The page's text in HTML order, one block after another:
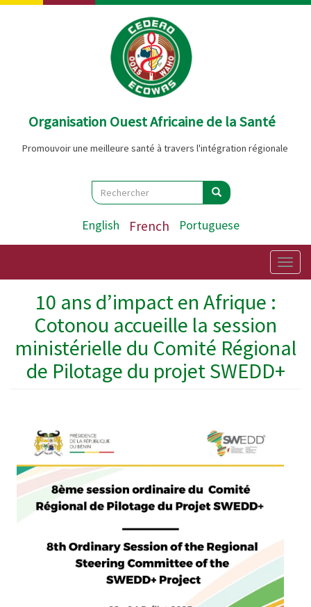
Aller
Organisation Ouest Africaine de la Santé
Promouvoir une meilleure santé à travers l'intégration régionale
Search
Rechercher Rechercher
English French Portuguese
10 ans d’impact en Afrique :
Cotonou accueille la session
ministérielle du Comité Régional
de Pilotage du projet SWEDD+